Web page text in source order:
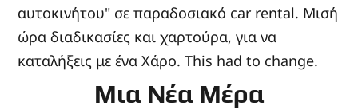
αυτοκινήτου" σε παραδοσιακό car rental. Μισή
ώρα διαδικασίες και χαρτούρα, για να
καταλήξεις με ένα Χάρο. This had to change.
Μια Νέα Μέρα